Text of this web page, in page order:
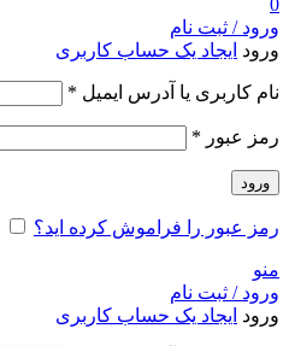
0
ورود / ثبت نام
ورود ایجاد یک حساب کاربری
نام کاربری یا آدرس ایمیل *
رمز عبور *
ورود
رمز عبور را فراموش کرده اید؟
منو
ورود / ثبت نام
ورود ایجاد یک حساب کاربری